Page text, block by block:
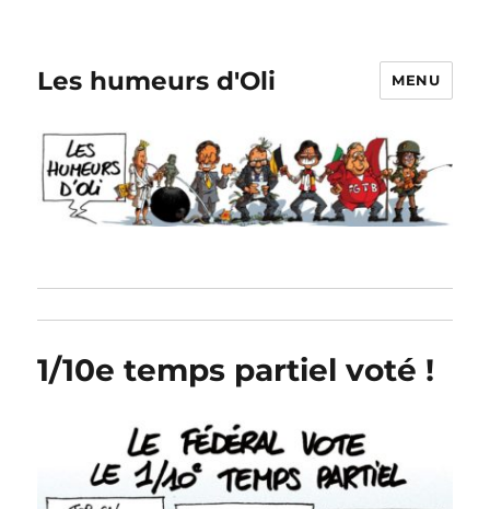
Les humeurs d'Oli MENU
1/10e temps partiel voté !